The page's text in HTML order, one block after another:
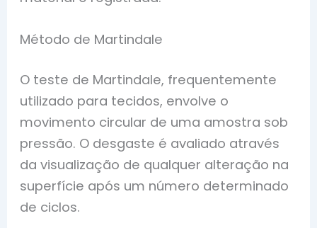
Método de Martindale
O teste de Martindale, frequentemente
utilizado para tecidos, envolve o
movimento circular de uma amostra sob
pressão. O desgaste é avaliado através
da visualização de qualquer alteração na
superfície após um número determinado
de ciclos.